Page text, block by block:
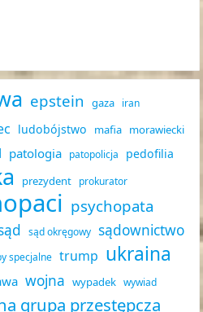
epstein gaza iran
ludobójstwo mafia morawiecki
patologia patopolicja pedofilia
prezydent prokurator
psychopata
sąd okręgowy sądownictwo
specjalne trump ukraina
wojna wypadek wywiad
grupa przestępcza